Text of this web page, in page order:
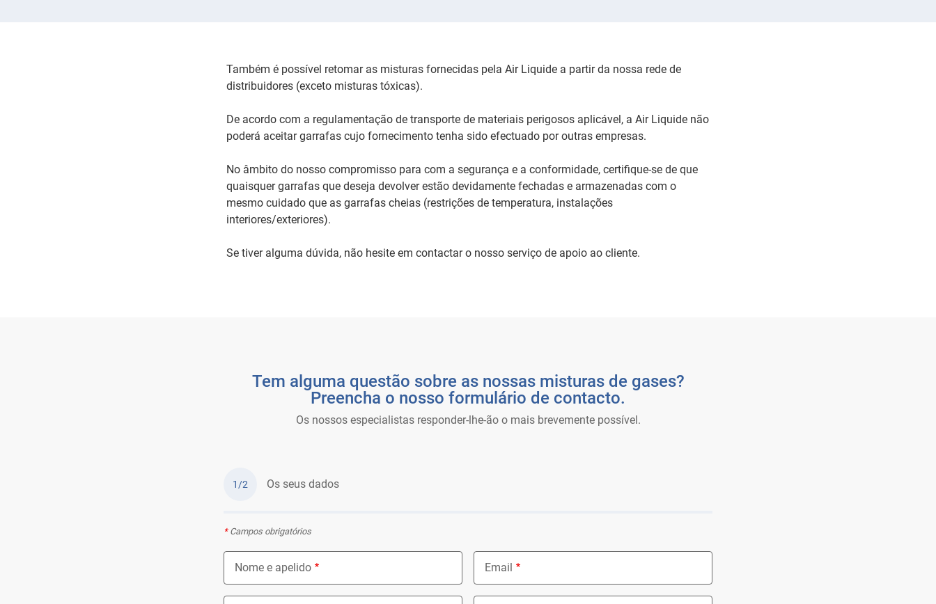
Também é possível retomar as misturas fornecidas pela Air Liquide a partir da nossa rede de
distribuidores (exceto misturas tóxicas).
De acordo com a regulamentação de transporte de materiais perigosos aplicável, a Air Liquide não
poderá aceitar garrafas cujo fornecimento tenha sido efectuado por outras empresas.
No âmbito do nosso compromisso para com a segurança e a conformidade, certifique-se de que
quaisquer garrafas que deseja devolver estão devidamente fechadas e armazenadas com o
mesmo cuidado que as garrafas cheias (restrições de temperatura, instalações
interiores/exteriores).
Se tiver alguma dúvida, não hesite em contactar o nosso serviço de apoio ao cliente.
Tem alguma questão sobre as nossas misturas de gases?
Preencha o nosso formulário de contacto.
Os nossos especialistas responder-lhe-ão o mais brevemente possível.
1/2 Os seus dados
*Campos obrigatórios
Nome e apelido Email